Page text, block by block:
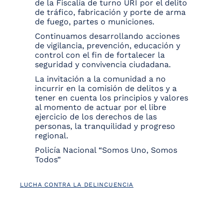
de la Fiscalía de turno URI por el delito
de tráfico, fabricación y porte de arma
de fuego, partes o municiones.
Continuamos desarrollando acciones
de vigilancia, prevención, educación y
control con el fin de fortalecer la
seguridad y convivencia ciudadana.
La invitación a la comunidad a no
incurrir en la comisión de delitos y a
tener en cuenta los principios y valores
al momento de actuar por el libre
ejercicio de los derechos de las
personas, la tranquilidad y progreso
regional.
Policía Nacional “Somos Uno, Somos
Todos”
LUCHA CONTRA LA DELINCUENCIA